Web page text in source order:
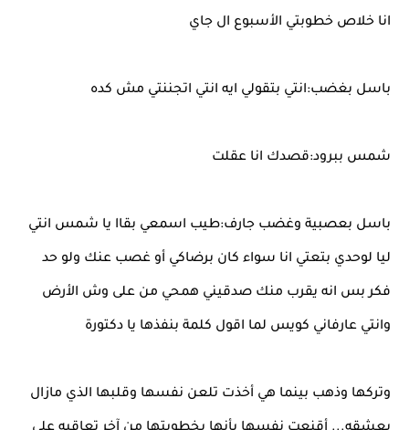
انا خلاص خطوبتي الأسبوع ال جاي
باسل بغضب:انتي بتقولي ايه انتي اتجننتي مش كده
شمس ببرود:قصدك انا عقلت
باسل بعصبية وغضب جارف:طيب اسمعي بقاا يا شمس انتي
ليا لوحدي بتعتي انا سواء كان برضاكي أو غصب عنك ولو حد
فكر بس انه يقرب منك صدقيني همحي من على وش الأرض
وانتي عارفاني كويس لما اقول كلمة بنفذها يا دكتورة
وتركها وذهب بينما هي أخذت تلعن نفسها وقلبها الذي مازال